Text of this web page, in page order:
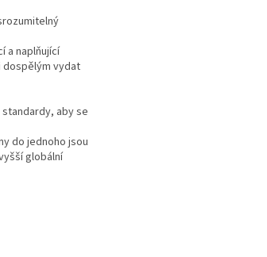
a naplňující
dospělým vydat
aby se
do jednoho jsou
globální